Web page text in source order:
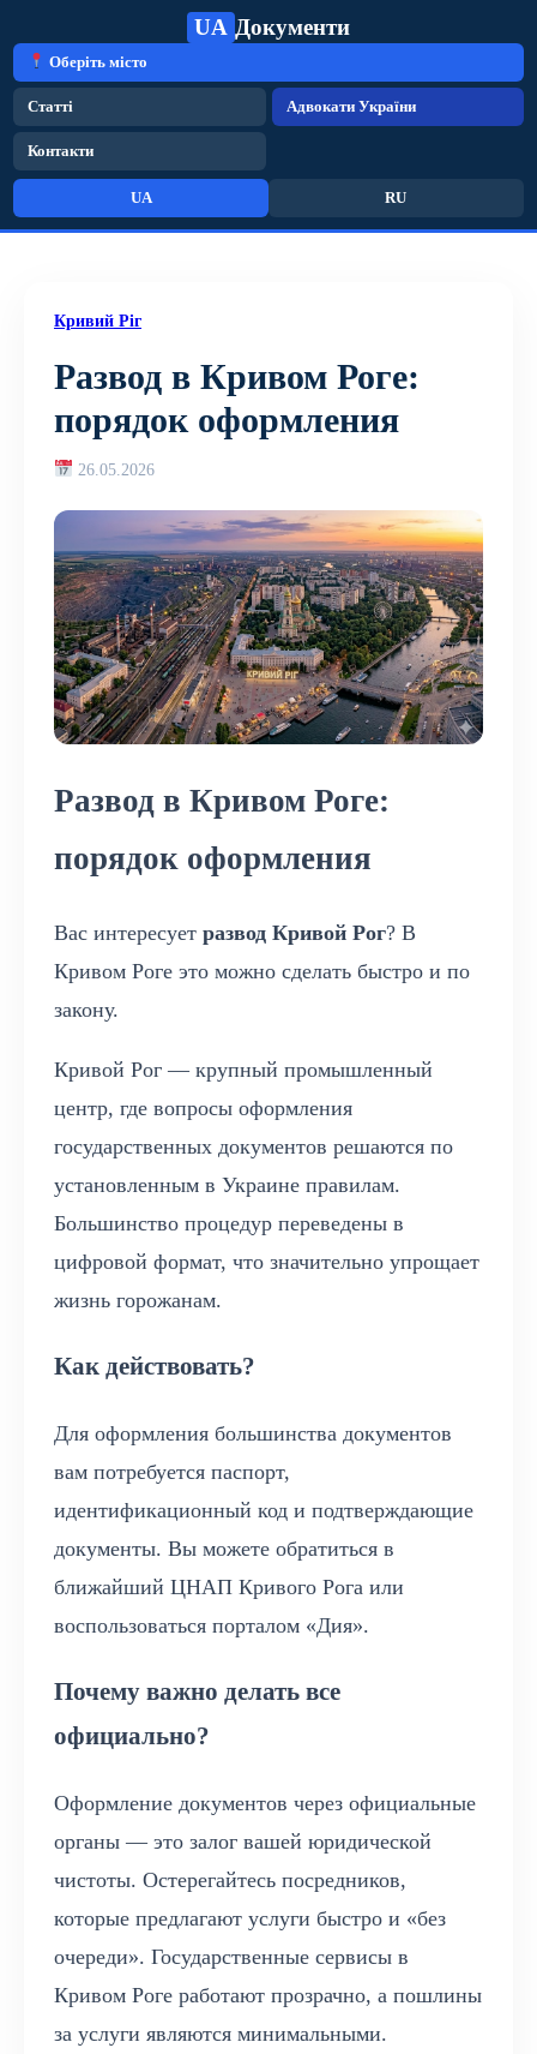
UA Документи
Оберіть місто
Статті Адвокати України
Контакти
UA RU
Кривий Ріг
Развод в Кривом Роге:
порядок оформления
26.05.2026
Развод в Кривом Роге:
порядок оформления
Вас интересует развод Кривой Рог? В
Кривом Роге это можно сделать быстро и по
закону.
Кривой Рог — крупный промышленный
центр, где вопросы оформления
государственных документов решаются по
установленным в Украине правилам.
Большинство процедур переведены в
цифровой формат, что значительно упрощает
жизнь горожанам.
Как действовать?
Для оформления большинства документов
вам потребуется паспорт,
идентификационный код и подтверждающие
документы. Вы можете обратиться в
ближайший ЦНАП Кривого Рога или
воспользоваться порталом «Дия».
Почему важно делать все
официально?
Оформление документов через официальные
органы — это залог вашей юридической
чистоты. Остерегайтесь посредников,
которые предлагают услуги быстро и «без
очереди». Государственные сервисы в
Кривом Роге работают прозрачно, а пошлины
за услуги являются минимальными.